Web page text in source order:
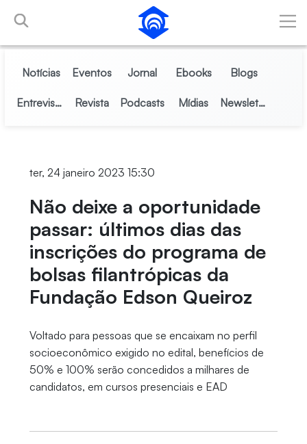
Pular para o Conteúdo principal
Notícias Eventos Jornal Ebooks Blogs
Entrevistas Revista Podcasts Mídias Newsletter
ter, 24 janeiro 2023 15:30
Não deixe a oportunidade
passar: últimos dias das
inscrições do programa de
bolsas filantrópicas da
Fundação Edson Queiroz
Voltado para pessoas que se encaixam no perfil
socioeconômico exigido no edital, benefícios de
50% e 100% serão concedidos a milhares de
candidatos, em cursos presenciais e EAD